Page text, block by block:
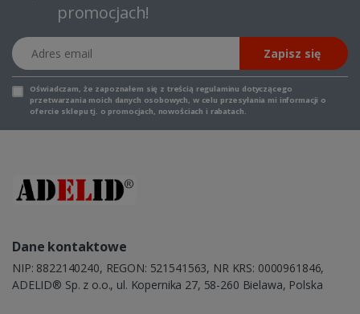
promocjach!
Adres email
Zapisz się
Oświadczam, że zapoznałem się z treścią regulaminu dotyczącego
przetwarzania moich danych osobowych, w celu przesyłania mi informacji o
ofercie sklepu tj. o promocjach, nowościach i rabatach.
Dane kontaktowe
NIP: 8822140240, REGON: 521541563, NR KRS: 0000961846,
ADELID® Sp. z o.o., ul. Kopernika 27, 58-260 Bielawa, Polska